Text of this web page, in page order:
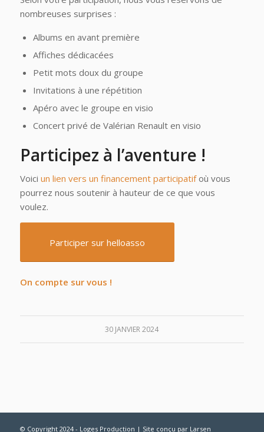
nombreuses surprises :
Albums en avant première
Affiches dédicacées
Petit mots doux du groupe
Invitations à une répétition
Apéro avec le groupe en visio
Concert privé de Valérian Renault en visio
Participez à l’aventure !
Voici un lien vers un financement participatifoù vous
pourrez nous soutenir à hauteur de ce que vous
voulez.
Participer sur helloasso
On compte sur vous !
30 JANVIER 2024
© Copyright 2024 - Loges Production | Site conçu par Larsen